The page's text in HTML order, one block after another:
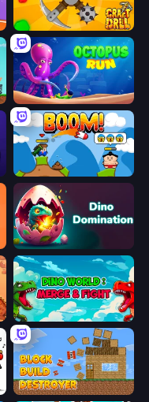
Craft Drill
OctopusRun
Boom!
Dino Domination
Dino World: Merge & Fight
Block Build Destroyer